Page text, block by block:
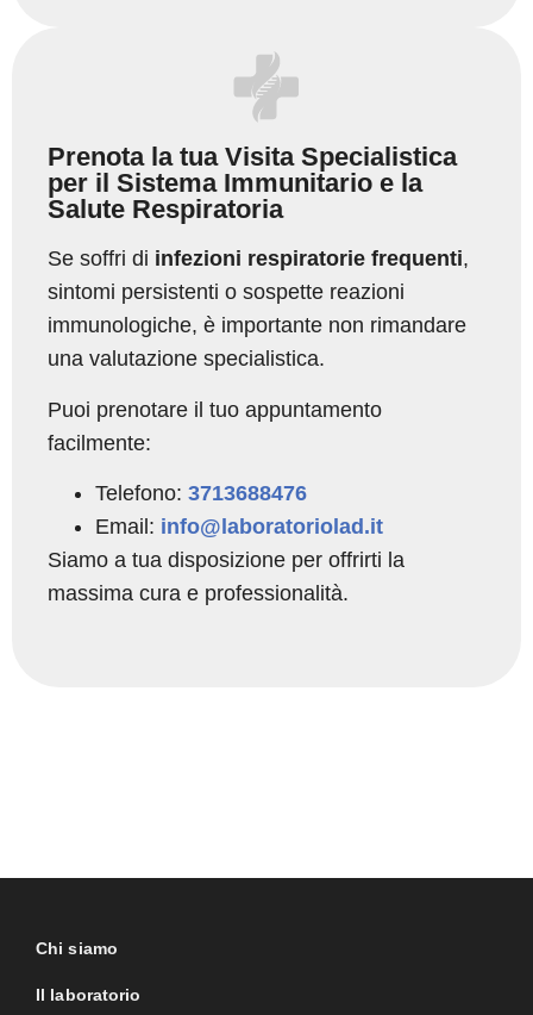
Prenota la tua Visita Specialistica
per il Sistema Immunitario e la
Salute Respiratoria
Se soffri di infezioni respiratorie frequenti,
sintomi persistenti o sospette reazioni
immunologiche, è importante non rimandare
una valutazione specialistica.
Puoi prenotare il tuo appuntamento
facilmente:
Telefono: 3713688476
Email: info@laboratoriolad.it
Siamo a tua disposizione per offrirti la
massima cura e professionalità.
Chi siamo
Il laboratorio